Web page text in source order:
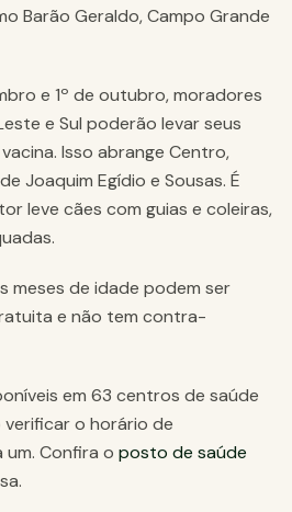
Barão Geraldo, Campo Grande
e 1º de outubro, moradores
e Sul poderão levar seus
Isso abrange Centro,
Joaquim Egídio e Sousas. É
leve cães com guias e coleiras,
meses de idade podem ser
e não tem contra-
em 63 centros de saúde
verificar o horário de
Confira o posto de saúde